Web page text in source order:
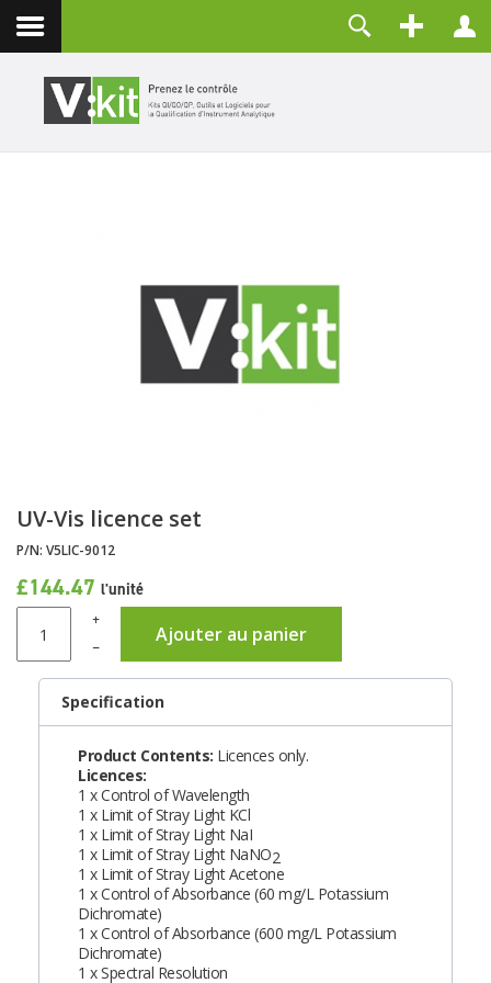
Contact
Mot de passe
Créer un compte
UV-Vis licence set
P/N: V5LIC-9012
£144.47 l'unité
+
Ajouter au panier
–
Specification
Product Contents: Licences only.
Licences:
1 x Control of Wavelength
1 x Limit of Stray Light KCl
1 x Limit of Stray Light NaI
1 x Limit of Stray Light NaNO2
1 x Limit of Stray Light Acetone
1 x Control of Absorbance (60 mg/L Potassium
Dichromate)
1 x Control of Absorbance (600 mg/L Potassium
Dichromate)
1 x Spectral Resolution